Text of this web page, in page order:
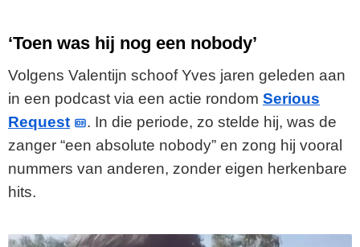
‘Toen was hij nog een nobody’
Volgens Valentijn schoof Yves jaren geleden aan
in een podcast via een actie rondom Serious
Request
. In die periode, zo stelde hij, was de
zanger “een absolute nobody” en zong hij vooral
nummers van anderen, zonder eigen herkenbare
hits.